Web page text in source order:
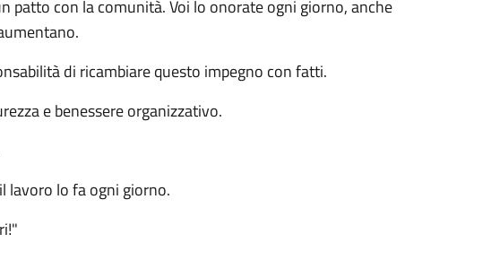
patto con la comunità. Voi lo onorate ogni giorno, anche
di ricambiare questo impegno con fatti.
e benessere organizzativo.
lavoro lo fa ogni giorno.